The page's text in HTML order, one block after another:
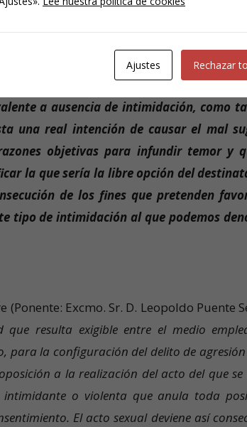
en clara relación causa-efecto, es fruto del
a ausencia de intimidación, como
una real intención de causar el mal
objetivas para infundir temor y
la que sería la libre opción del
de los fines que pretenden
tipo de intimidación al que podemos
Excmo. Sr. D. Leopoldo Puente
resulta exigible entre el medio
para la configuración del delito de agresión
a la realización del acto del que se
o violenta que anula toda
El acto sexual deviene así
Ajustes Rechazar